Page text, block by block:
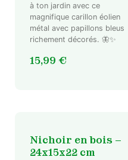
à ton jardin avec ce
magnifique carillon éolien
métal avec papillons bleus
richement décorés. 🦋✨
15,99 €
Nichoir en bois –
24x15x22 cm